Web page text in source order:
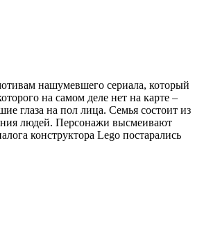
нашумевшего сериала, который
на самом деле нет на карте –
глаза на пол лица. Семья состоит из
людей. Персонажи высмеивают
конструктора Lego постарались